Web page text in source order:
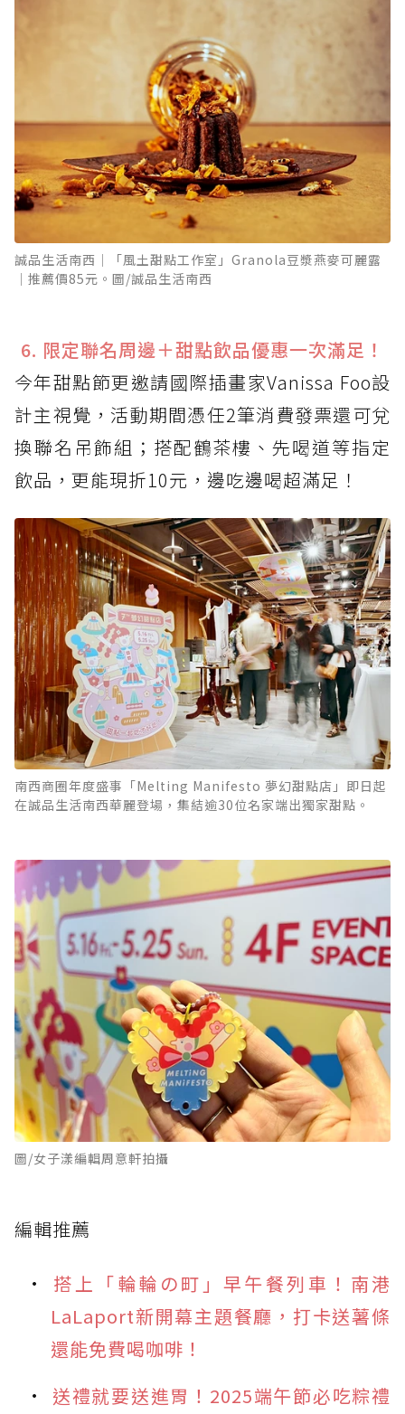
誠品生活南西│「風土甜點工作室」Granola豆漿燕麥可麗露
│推薦價85元。圖/誠品生活南西
6. 限定聯名周邊＋甜點飲品優惠一次滿足！
今年甜點節更邀請國際插畫家Vanissa Foo設
計主視覺，活動期間憑任2筆消費發票還可兌
換聯名吊飾組；搭配鶴茶樓、先喝道等指定
飲品，更能現折10元，邊吃邊喝超滿足！
南西商圈年度盛事「Melting Manifesto 夢幻甜點店」即日起
在誠品生活南西華麗登場，集結逾30位名家端出獨家甜點。
圖/女子漾編輯周意軒拍攝
編輯推薦
搭上「輪輪の町」早午餐列車！南港
LaLaport新開幕主題餐廳，打卡送薯條
還能免費喝咖啡！
送禮就要送進胃！2025端午節必吃粽禮